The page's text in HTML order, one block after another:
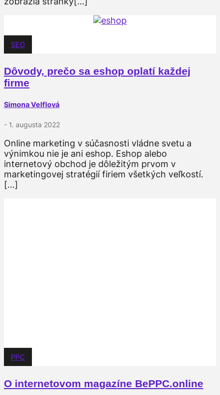
SEO
Dôvody, prečo sa eshop oplatí každej
firme
Simona Velflová
- 1. augusta 2022
Online marketing v súčasnosti vládne svetu a
výnimkou nie je ani eshop. Eshop alebo
internetový obchod je dôležitým prvom v
marketingovej stratégií firiem všetkých veľkostí.
[...]
PPC
O internetovom magazíne BePPC.online